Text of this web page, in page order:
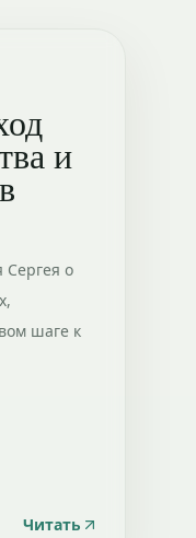
и
Сергея о
шаге к
Читать